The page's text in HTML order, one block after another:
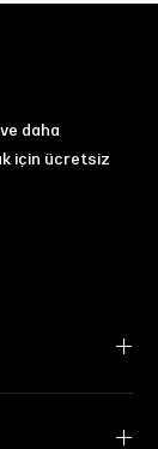
daha
için ücretsiz